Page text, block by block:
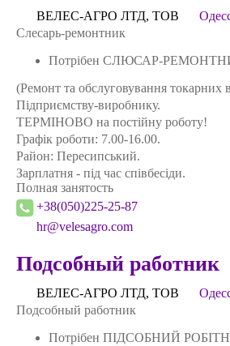
ВЕЛЕС-АГРО ЛТД, ТОВ
Слесарь-ремонтник
Потрібен СЛЮСАР-
(Ремонт та обслуговування токарних
Підприємству-виробнику.
ТЕРМІНОВО на постійну роботу!
Графік роботи: 7.00-16.00.
Район: Пересипський.
Зарплатня - під час співбесіди.
Полная занятость
+38(050)225-25-87
hr@velesagro.com
Подсобный работник
ВЕЛЕС-АГРО ЛТД, ТОВ
Подсобный работник
Потрібен ПІДСОБНИЙ